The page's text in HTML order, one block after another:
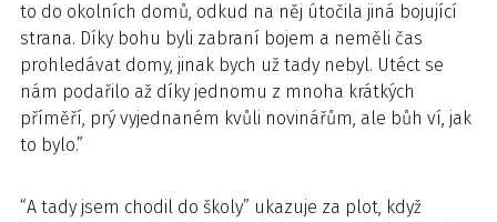
to do okolních domů, odkud na něj útočila jiná bojující
strana. Díky bohu byli zabraní bojem a neměli čas
prohledávat domy, jinak bych už tady nebyl. Utéct se
nám podařilo až díky jednomu z mnoha krátkých
příměří, prý vyjednaném kvůli novinářům, ale bůh ví, jak
to bylo.”
“A tady jsem chodil do školy” ukazuje za plot, když